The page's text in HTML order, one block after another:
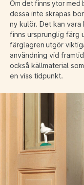
Om det finns ytor
dessa inte skrapas
ny kulör. Det kan
finns ursprunglig färg
färglagren utgör
användning vid
också källmaterial
en viss tidpunkt.